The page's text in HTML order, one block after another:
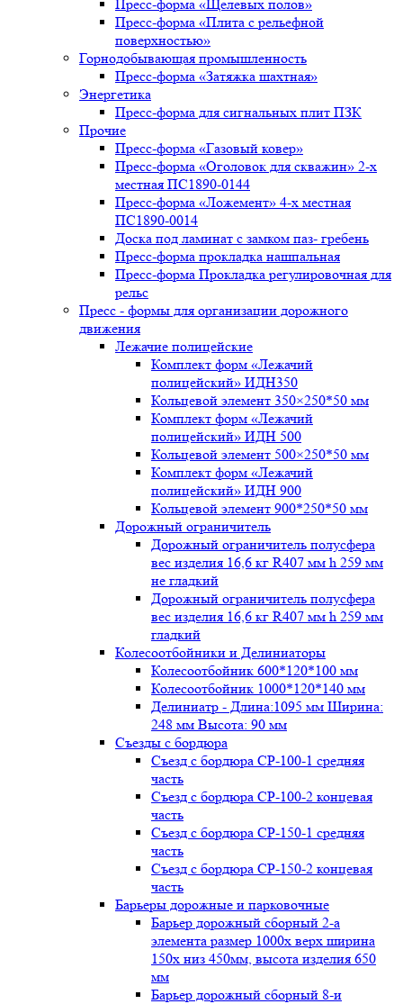
Пресс-форма «Щелевых полов»
Пресс-форма «Плита с рельефной
поверхностью»
Горнодобывающая промышленность
Пресс-форма «Затяжка шахтная»
Энергетика
Пресс-форма для сигнальных плит ПЗК
Прочие
Пресс-форма «Газовый ковер»
Пресс-форма «Оголовок для скважин» 2-х
местная ПС1890-0144
Пресс-форма «Ложемент» 4-х местная
ПС1890-0014
Доска под ламинат с замком паз- гребень
Пресс-форма прокладка нашпальная
Пресс-форма Прокладка регулировочная для
рельс
Пресс - формы для организации дорожного
движения
Лежачие полицейские
Комплект форм «Лежачий
полицейский» ИДН350
Кольцевой элемент 350×250*50 мм
Комплект форм «Лежачий
полицейский» ИДН 500
Кольцевой элемент 500×250*50 мм
Комплект форм «Лежачий
полицейский» ИДН 900
Кольцевой элемент 900*250*50 мм
Дорожный ограничитель
Дорожный ограничитель полусфера
вес изделия 16,6 кг R407 мм h 259 мм
не гладкий
Дорожный ограничитель полусфера
вес изделия 16,6 кг R407 мм h 259 мм
гладкий
Колесоотбойники и Делиниаторы
Колесоотбойник 600*120*100 мм
Колесоотбойник 1000*120*140 мм
Делиниатр - Длина:1095 мм Ширина:
248 мм Высота: 90 мм
Съезды с бордюра
Съезд с бордюра СР-100-1 средняя
часть
Съезд с бордюра СР-100-2 концевая
часть
Съезд с бордюра СР-150-1 средняя
часть
Съезд с бордюра СР-150-2 концевая
часть
Барьеры дорожные и парковочные
Барьер дорожный сборный 2-а
элемента размер 1000x верх ширина
150x низ 450мм, высота изделия 650
мм
Барьер дорожный сборный 8-и